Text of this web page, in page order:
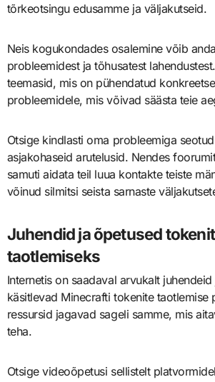
tõrkeotsingu edusamme ja väljakutseid.
Neis kogukondades osalemine võib
probleemidest ja tõhusatest
teemasid, mis on pühendatud
probleemidele, mis võivad säästa teie
Otsige kindlasti oma probleemiga
asjakohaseid arutelusid. Nendes
samuti aidata teil luua kontakte teiste
võinud silmitsi seista sarnaste
Juhendid ja õpetused
taotlemiseks
Internetis on saadaval arvukalt
käsitlevad Minecrafti tokenite taotlemise
ressursid jagavad sageli samme, mis
teha.
Otsige videoõpetusi sellistelt